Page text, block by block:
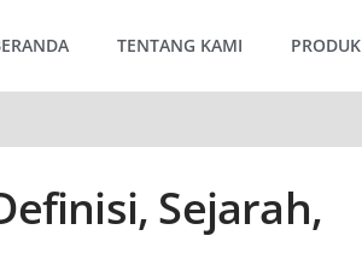
TENTANG KAMI PRODUK
Sejarah,